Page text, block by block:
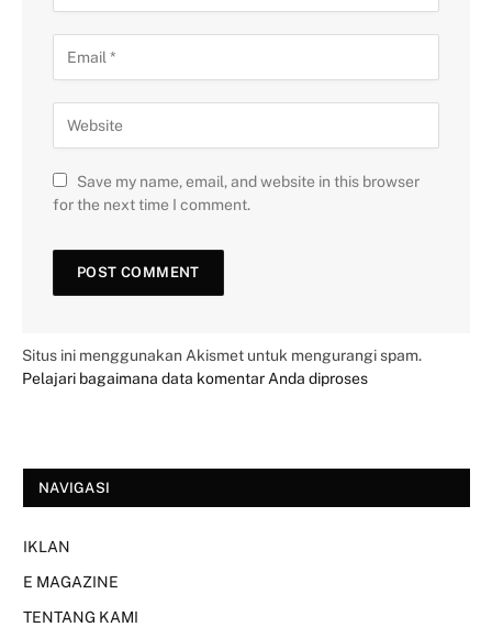
Save my name, email, and website in this browser
for the next time I comment.
Situs ini menggunakan Akismet untuk mengurangi spam.
Pelajari bagaimana data komentar Anda diproses
NAVIGASI
IKLAN
E MAGAZINE
TENTANG KAMI